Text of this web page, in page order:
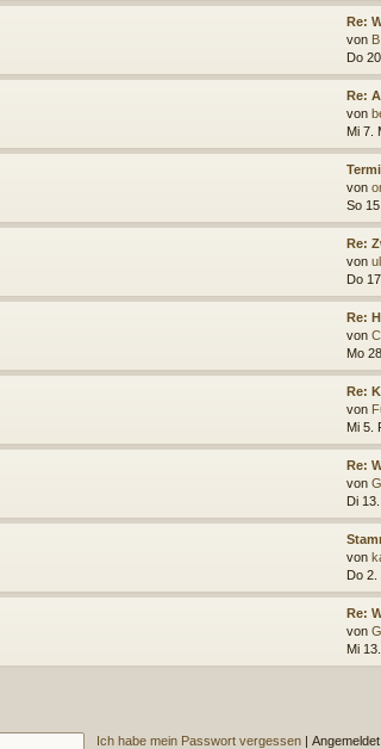
Re:
von
Do
Re:
von
Mi 7.
von
So
Re:
von
Do
Re:
von
Mo
Re:
von
Mi 5.
Re:
von
Di
von
Do 2.
Re:
von
Mi
Ich habe mein Passwort vergessen